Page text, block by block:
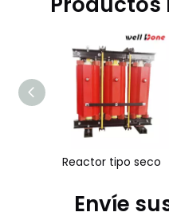
Reactor tipo seco
Envíe